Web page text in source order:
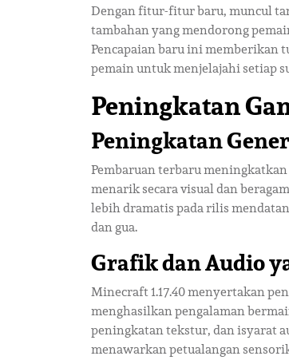
Dengan fitur-fitur baru, muncul
tambahan yang mendorong
Pencapaian baru ini memberikan
pemain untuk menjelajahi setiap
Peningkatan
Peningkatan
Pembaruan terbaru
menarik secara visual dan
lebih dramatis pada rilis
dan gua.
Grafik dan Audio
Minecraft 1.17.40 menyertakan
menghasilkan pengalaman
peningkatan tekstur, dan isyarat
menawarkan petualangan